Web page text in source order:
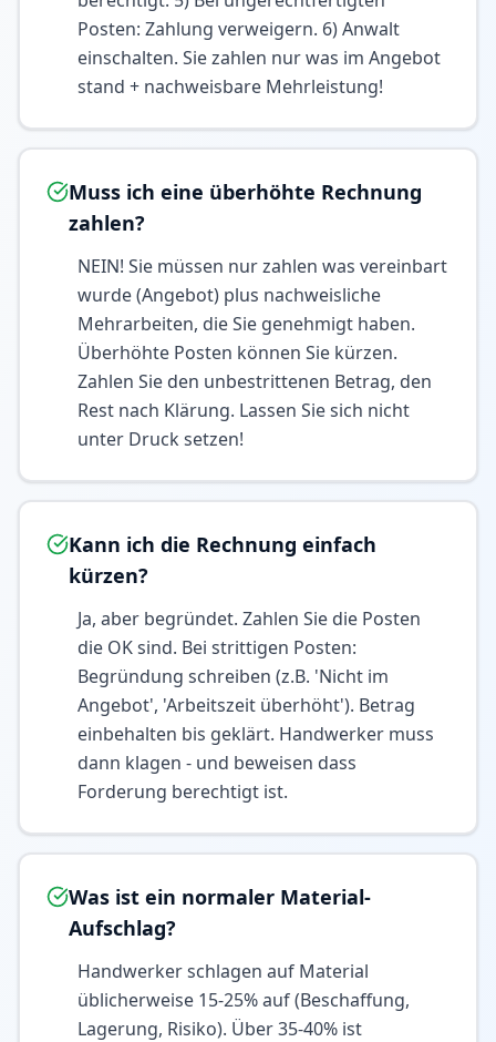
Posten: Zahlung verweigern. 6) Anwalt
einschalten. Sie zahlen nur was im Angebot
stand + nachweisbare Mehrleistung!
Muss ich eine überhöhte Rechnung
zahlen?
NEIN! Sie müssen nur zahlen was vereinbart
wurde (Angebot) plus nachweisliche
Mehrarbeiten, die Sie genehmigt haben.
Überhöhte Posten können Sie kürzen.
Zahlen Sie den unbestrittenen Betrag, den
Rest nach Klärung. Lassen Sie sich nicht
unter Druck setzen!
Kann ich die Rechnung einfach
kürzen?
Ja, aber begründet. Zahlen Sie die Posten
die OK sind. Bei strittigen Posten:
Begründung schreiben (z.B. 'Nicht im
Angebot', 'Arbeitszeit überhöht'). Betrag
einbehalten bis geklärt. Handwerker muss
dann klagen - und beweisen dass
Forderung berechtigt ist.
Was ist ein normaler Material-
Aufschlag?
Handwerker schlagen auf Material
üblicherweise 15-25% auf (Beschaffung,
Lagerung, Risiko). Über 35-40% ist